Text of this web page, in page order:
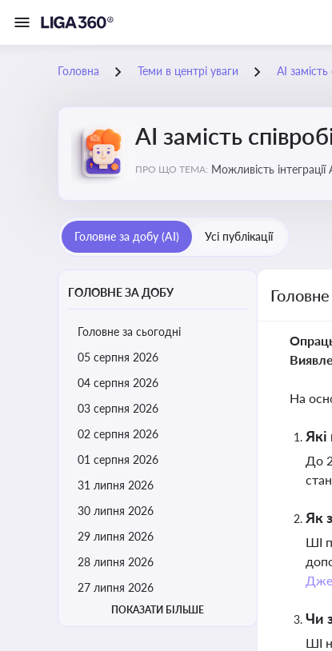
Головна Теми в центрі уваги АІ замість
АІ замість
ПРО ЩО ТЕМА: Можливість
Головне за добу (AI) Усі публікації
ГОЛОВНЕ ЗА ДОБУ
Головне за сьогодні
05 серпня 2026
04 серпня 2026
03 серпня 2026
02 серпня 2026
01 серпня 2026
31 липня 2026
30 липня 2026
29 липня 2026
28 липня 2026
27 липня 2026
ПОКАЗАТИ БІЛЬШЕ
На
До
Як
ШІ
Чи
ШІ